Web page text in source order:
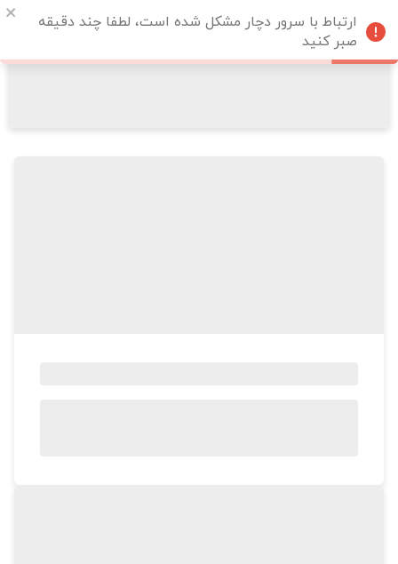
ارتباط با سرور دچار مشکل شده است، لطفا چند دقیقه
صبر کنید